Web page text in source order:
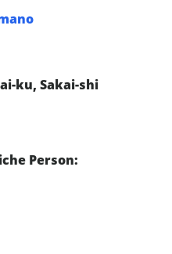
ku, Sakai-shi
Person: